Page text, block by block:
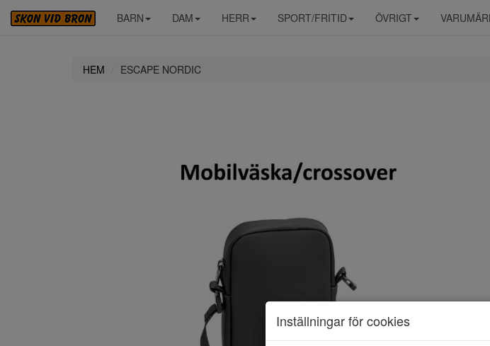
BARN DAM HERR SPORT/FRITID ÖVRIGT
HEM ESCAPE NORDIC
Inställningar för cookies